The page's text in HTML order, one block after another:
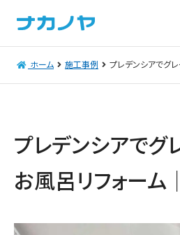
ホーム 施工事例 プレデンシアでグレー
プレデンシアでグ
お風呂リフォーム